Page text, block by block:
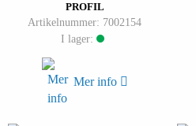
PROFIL
Artikelnummer: 7002154
I lager:
Mer info